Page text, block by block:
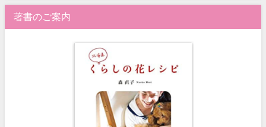
著書のご案内